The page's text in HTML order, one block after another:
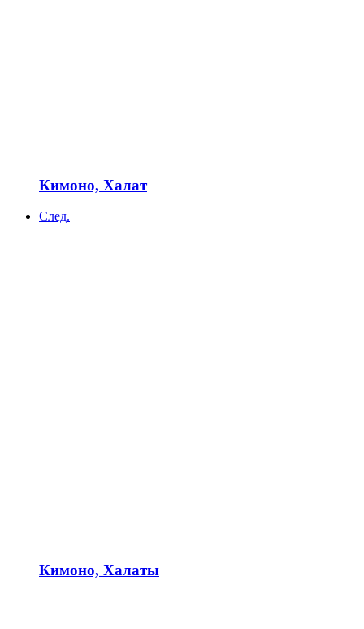
Кимоно, Халат
След.
Кимоно, Халаты